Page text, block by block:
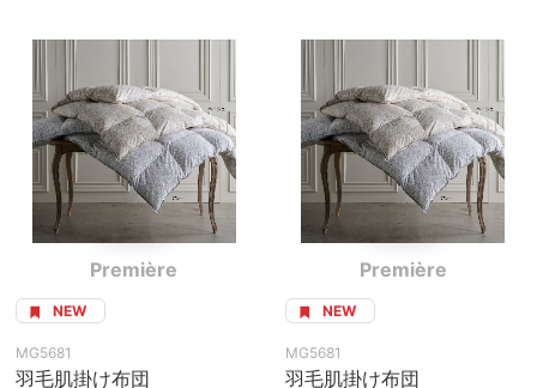
Première
NEW
MG5681
羽毛肌掛け布団
Première
NEW
MG5681
羽毛肌掛け布団